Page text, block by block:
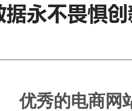
优秀的电商网